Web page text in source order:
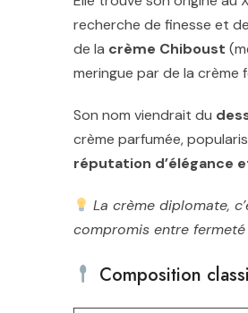
recherche de finesse et
de la crème Chiboust
meringue par de la crème
Son nom viendrait du
crème parfumée,
réputation d’élégance
La crème diplomate,
compromis entre fermeté
Composition